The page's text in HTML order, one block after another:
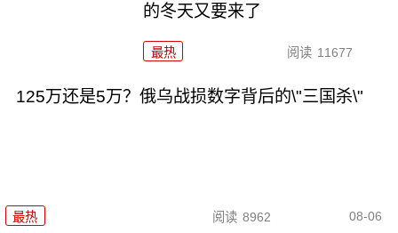
的冬天又要来了
最热 阅读 11677
125万还是5万？俄乌战损数字背后的\"三国杀\"
最热 阅读 8962 08-06